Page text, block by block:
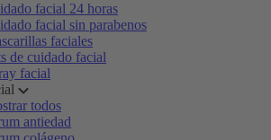
facial 24 horas
facial sin parabenos
faciales
de cuidado facial
facial
todos
antiedad